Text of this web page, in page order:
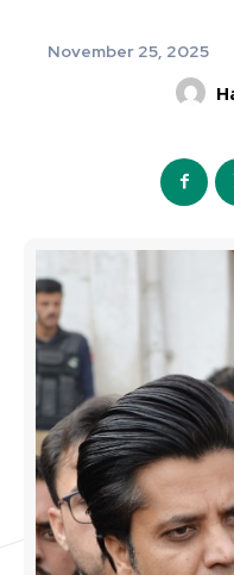
November 25, 2025